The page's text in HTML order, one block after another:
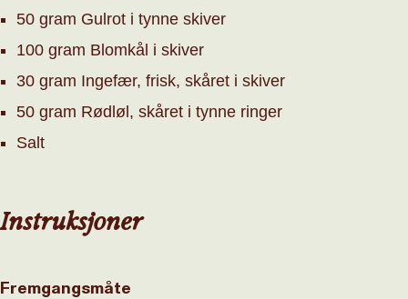
50 gram Gulrot i tynne skiver
100 gram Blomkål i skiver
30 gram Ingefær, frisk, skåret i skiver
50 gram Rødløl, skåret i tynne ringer
Salt
Instruksjoner
Fremgangsmåte